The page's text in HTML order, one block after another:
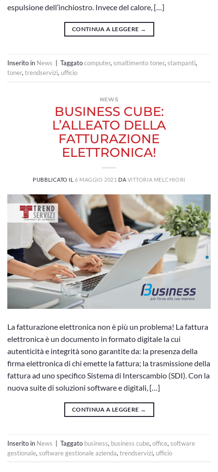
espulsione dell’inchiostro. Invece del calore, […]
CONTINUA A LEGGERE →
Inserito in News Taggatocomputer, smaltimento toner, stampanti,
toner, trendservizi, ufficio
NEWS
BUSINESS CUBE:
L’ALLEATO DELLA
FATTURAZIONE
ELETTRONICA!
PUBBLICATO IL6 MAGGIO 2021 DA VITTORIA MELCHIORI
La fatturazione elettronica non è più un problema! La fattura
elettronica è un documento in formato digitale la cui
autenticità e integrità sono garantite da: la presenza della
firma elettronica di chi emette la fattura; la trasmissione della
fattura ad uno specifico Sistema di Interscambio (SDI). Con la
nuova suite di soluzioni software e digitali, […]
CONTINUA A LEGGERE →
Inserito in News Taggato business, business cube, office, software
gestionale, software gestionale azienda, trendservizi, ufficio